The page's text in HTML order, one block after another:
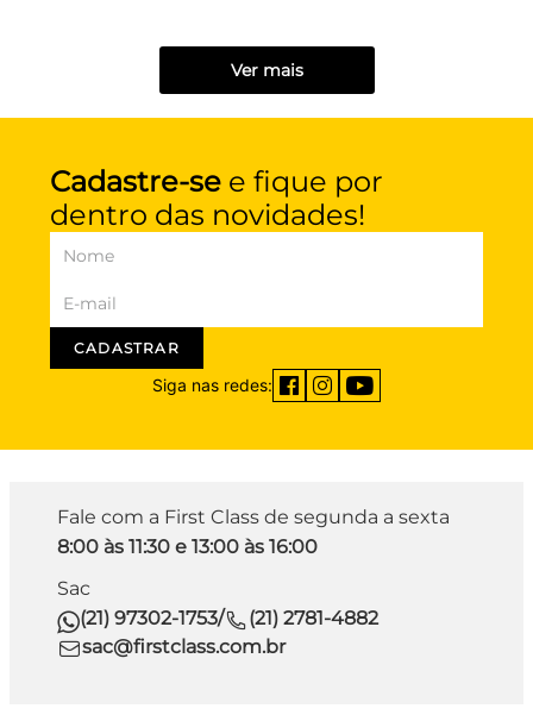
Ver mais
Cadastre-se e fique por
dentro das novidades!
CADASTRAR
Siga nas redes:
Fale com a First Class de segunda a sexta
8:00 às 11:30 e 13:00 às 16:00
Sac
(21) 97302-1753/
(21) 2781-4882
sac@firstclass.com.br